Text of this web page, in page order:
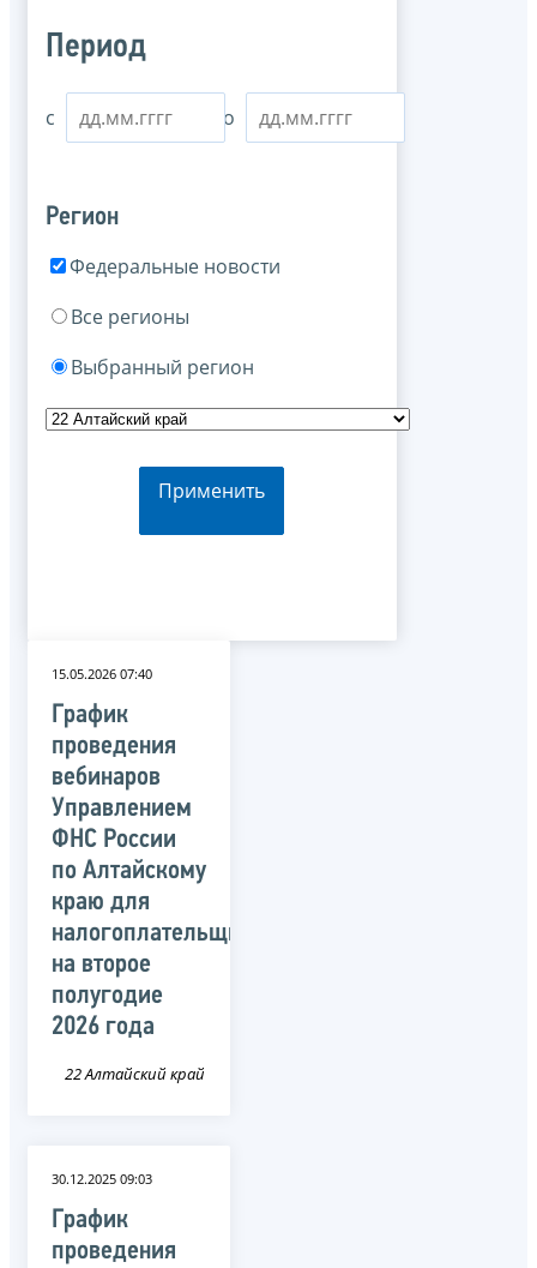
Период
с по
Регион
Федеральные новости
Все регионы
Выбранный регион
Применить
15.05.2026 07:40
График
проведения
вебинаров
Управлением
ФНС России
по Алтайскому
краю для
налогоплательщиков
на второе
полугодие
2026 года
22 Алтайский край
30.12.2025 09:03
График
проведения